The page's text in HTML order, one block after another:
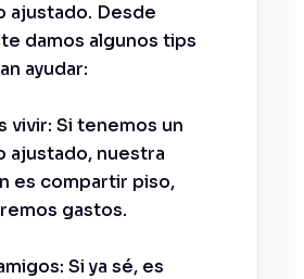
ajustado. Desde
damos algunos tips
ayudar:
vivir: Si tenemos un
ajustado, nuestra
es compartir piso,
gastos.
Si ya sé, es